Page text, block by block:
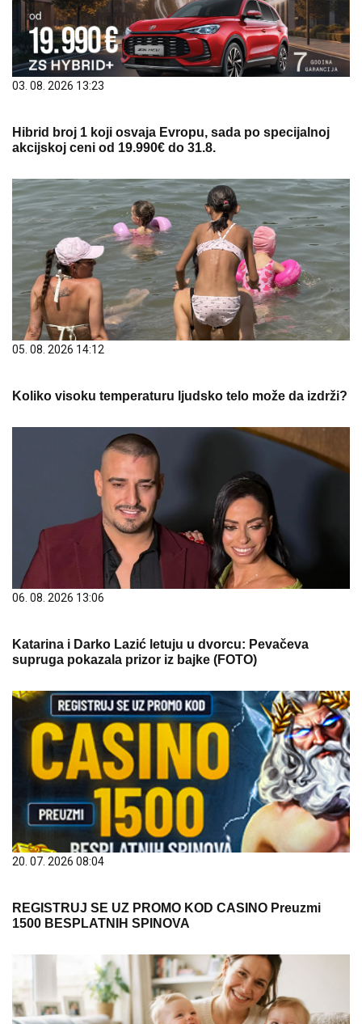
03. 08. 2026 13:23
Hibrid broj 1 koji osvaja Evropu, sada po specijalnoj
akcijskoj ceni od 19.990€ do 31.8.
05. 08. 2026 14:12
Koliko visoku temperaturu ljudsko telo može da izdrži?
06. 08. 2026 13:06
Katarina i Darko Lazić letuju u dvorcu: Pevačeva
supruga pokazala prizor iz bajke (FOTO)
20. 07. 2026 08:04
REGISTRUJ SE UZ PROMO KOD CASINO Preuzmi
1500 BESPLATNIH SPINOVA